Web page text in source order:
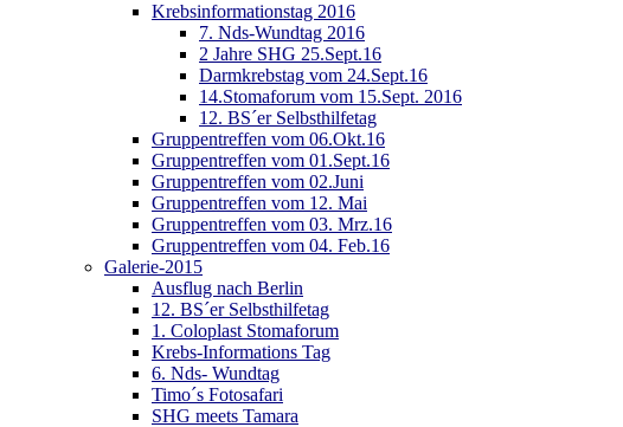
Krebsinformationstag 2016
7. Nds-Wundtag 2016
2 Jahre SHG 25.Sept.16
Darmkrebstag vom 24.Sept.16
14.Stomaforum vom 15.Sept. 2016
12. BS´er Selbsthilfetag
Gruppentreffen vom 06.Okt.16
Gruppentreffen vom 01.Sept.16
Gruppentreffen vom 02.Juni
Gruppentreffen vom 12. Mai
Gruppentreffen vom 03. Mrz.16
Gruppentreffen vom 04. Feb.16
Galerie-2015
Ausflug nach Berlin
12. BS´er Selbsthilfetag
1. Coloplast Stomaforum
Krebs-Informations Tag
6. Nds- Wundtag
Timo´s Fotosafari
SHG meets Tamara